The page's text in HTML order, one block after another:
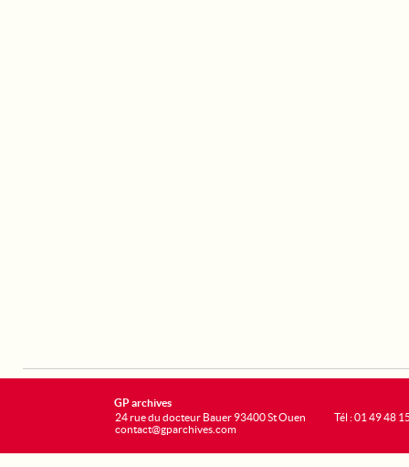
GP archives
24 rue du docteur Bauer 93400 St Ouen
contact@gparchives.com
Tél : 01 49 48